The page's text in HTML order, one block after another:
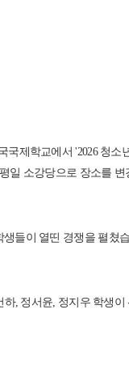
제학교에서 '2026 청
일 소강당으로 장소를
들이 열띤 경쟁을 펼쳤
, 정서윤, 정지우 학생